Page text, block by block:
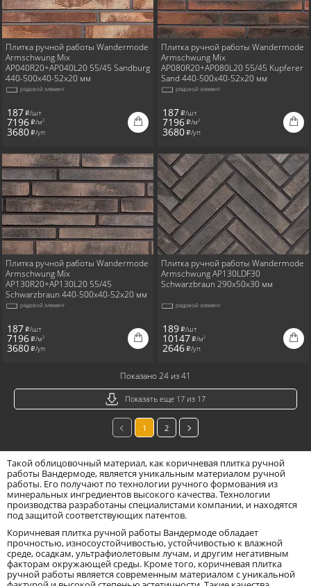
Плитка ручной работы Wandermode
Armschwung Mix
AP040R20+AP040L20 55/45 Sandburg
440-500x40-52x20 мм
рядовой элемент
187 i/шт
7196 i/м2
3680 i/уп
Плитка ручной работы Wandermode
Armschwung Mix
AP080R20+AP080L20 55/45 Kupferer
Sand 440-500x40-52x20 мм
рядовой элемент
187 i/шт
7196 i/м2
3680 i/уп
Плитка ручной работы Wandermode
Armschwung Mix
AP130R20+AP130L20 55/45
Schwarzbraun 440-500x40-52x20 мм
рядовой элемент
187 i/шт
7196 i/м2
3680 i/уп
Плитка ручной работы Wandermode
Armschwung AP130LDF30
Schwarzbraun 290x50x30 мм
рядовой элемент
189 i/шт
10147 i/м2
2646 i/уп
Показано 24 из 41
Показать еще 17 из 17
1 2
Такой облицовочный материал, как коричневая плитка ручной
работы Вандермоде, является уникальным материалом ручной
работы. Его получают по технологии ручного формования из
минеральных ингредиентов высокого качества. Технологии
производства разработаны специалистами компании, и находятся
под защитой соответствующих патентов.
Коричневая плитка ручной работы Вандермоде обладает
прочностью, износоустойчивостью, устойчивостью к влажной
среде, осадкам, ультрафиолетовым лучам, и другим негативным
факторам окружающей среды. Кроме того, коричневая плитка
ручной работы является современным материалом с уникальной